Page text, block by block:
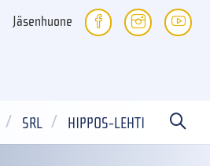
Jäsenhuone
SRL HIPPOS-LEHTI